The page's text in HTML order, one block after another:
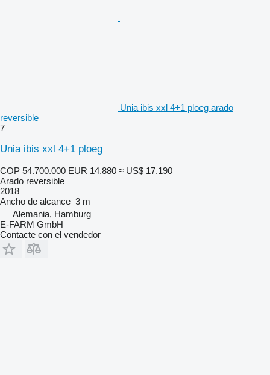
Unia ibis xxl 4+1 ploeg arado
reversible
7
Unia ibis xxl 4+1 ploeg
COP 54.700.000 EUR 14.880 ≈ US$ 17.190
Arado reversible
2018
Ancho de alcance 3 m
Alemania, Hamburg
E-FARM GmbH
Contacte con el vendedor